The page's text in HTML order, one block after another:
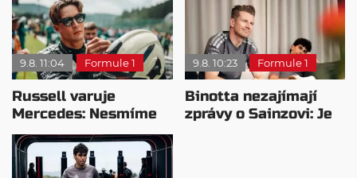
9.8. 11:04 Formule 1
Russell varuje
Mercedes: Nesmíme
usnout na vavřínech
9.8. 10:23 Formule 1
Binotta nezajímají
zprávy o Sainzovi: Je